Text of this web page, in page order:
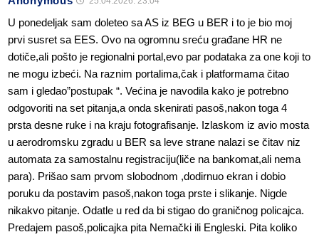
U ponedeljak sam doleteo sa AS iz BEG u BER i to je bio moj
prvi susret sa EES. Ovo na ogromnu sreću građane HR ne
dotiče,ali pošto je regionalni portal,evo par podataka za one koji to
ne mogu izbeći. Na raznim portalima,čak i platformama čitao
sam i gledao”postupak “. Većina je navodila kako je potrebno
odgovoriti na set pitanja,a onda skenirati pasoš,nakon toga 4
prsta desne ruke i na kraju fotografisanje. Izlaskom iz avio mosta
u aerodromsku zgradu u BER sa leve strane nalazi se čitav niz
automata za samostalnu registraciju(liče na bankomat,ali nema
para). Prišao sam prvom slobodnom ,dodirnuo ekran i dobio
poruku da postavim pasoš,nakon toga prste i slikanje. Nigde
nikakvo pitanje. Odatle u red da bi stigao do graničnog policajca.
Predajem pasoš,policajka pita Nemački ili Engleski. Pita koliko